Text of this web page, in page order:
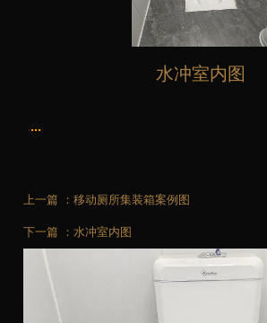
水冲室内图
...
上一篇 ： 移动厕所集装箱案例图
下一篇 ： 水冲室内图